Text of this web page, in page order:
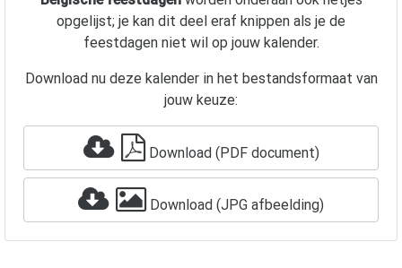
opgelijst; je kan dit deel eraf knippen als je de
feestdagen niet wil op jouw kalender.
Download nu deze kalender in het bestandsformaat van
jouw keuze:
Download (PDF document)
Download (JPG afbeelding)